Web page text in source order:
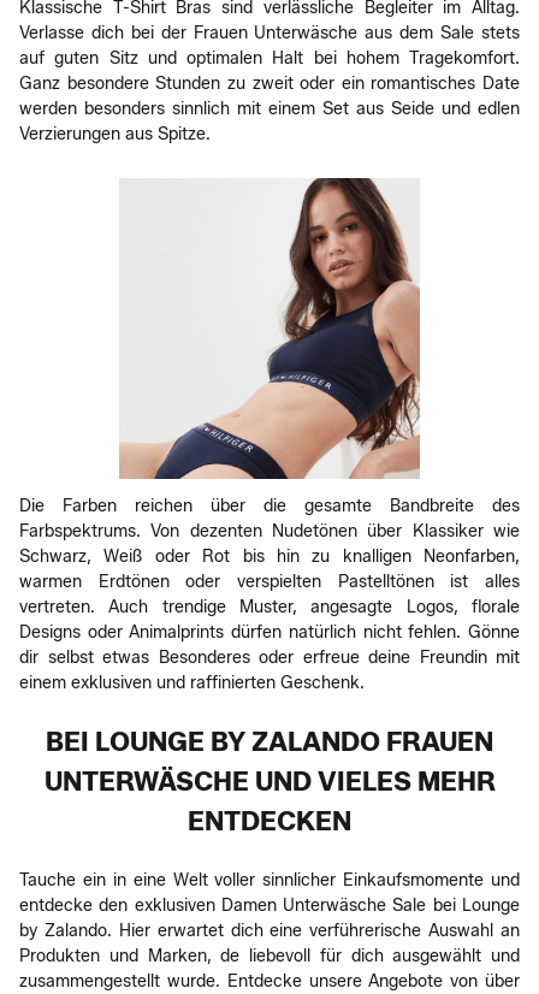
Klassische T-Shirt Bras sind verlässliche Begleiter im Alltag.
Verlasse dich bei der Frauen Unterwäsche aus dem Sale stets
auf guten Sitz und optimalen Halt bei hohem Tragekomfort.
Ganz besondere Stunden zu zweit oder ein romantisches Date
werden besonders sinnlich mit einem Set aus Seide und edlen
Verzierungen aus Spitze.
Die Farben reichen über die gesamte Bandbreite des
Farbspektrums. Von dezenten Nudetönen über Klassiker wie
Schwarz, Weiß oder Rot bis hin zu knalligen Neonfarben,
warmen Erdtönen oder verspielten Pastelltönen ist alles
vertreten. Auch trendige Muster, angesagte Logos, florale
Designs oder Animalprints dürfen natürlich nicht fehlen. Gönne
dir selbst etwas Besonderes oder erfreue deine Freundin mit
einem exklusiven und raffinierten Geschenk.
BEI LOUNGE BY ZALANDO FRAUEN
UNTERWÄSCHE UND VIELES MEHR
ENTDECKEN
Tauche ein in eine Welt voller sinnlicher Einkaufsmomente und
entdecke den exklusiven Damen Unterwäsche Sale bei Lounge
by Zalando. Hier erwartet dich eine verführerische Auswahl an
Produkten und Marken, de liebevoll für dich ausgewählt und
zusammengestellt wurde. Entdecke unsere Angebote von über